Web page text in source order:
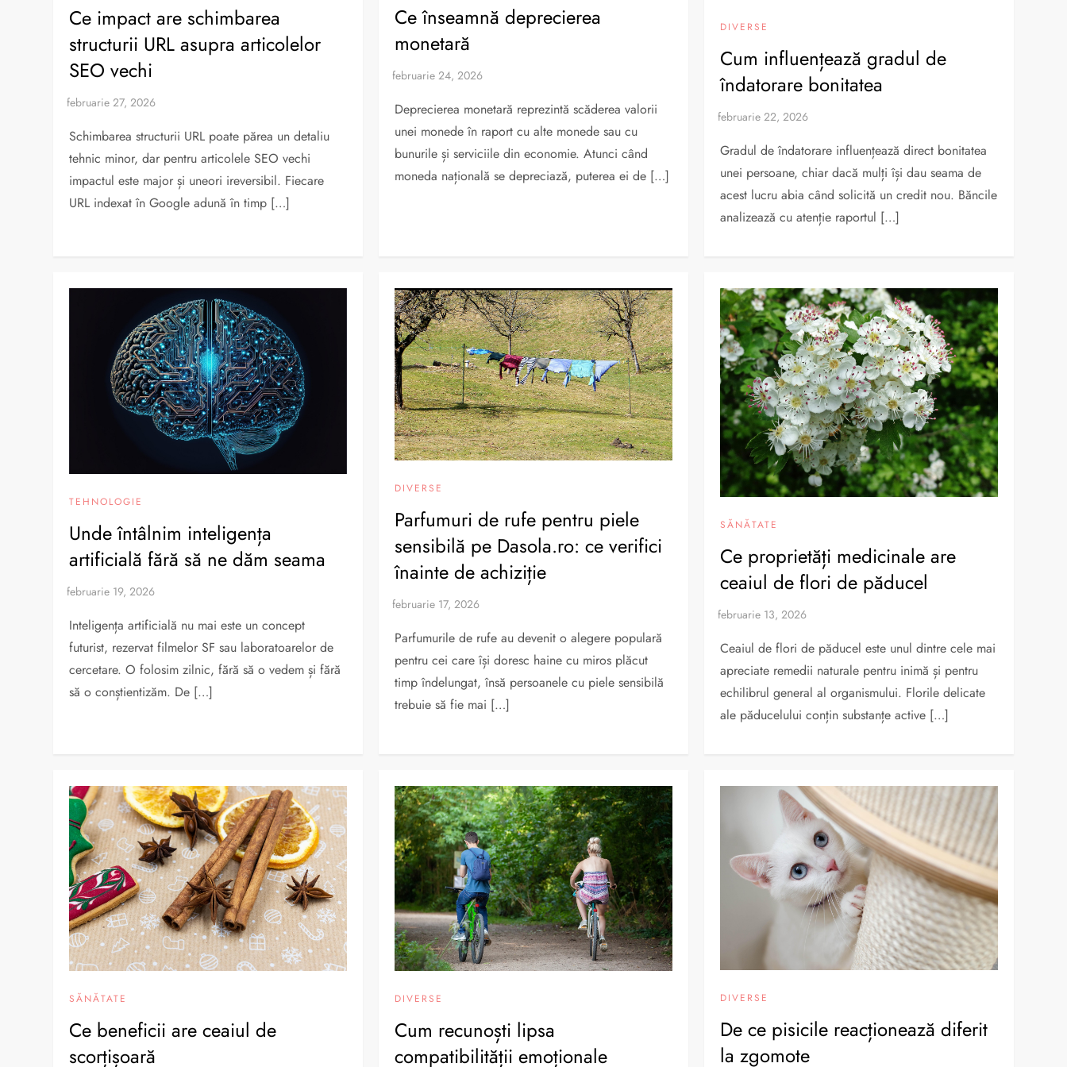
Ce impact are schimbarea
structurii URL asupra articolelor
SEO vechi
Schimbarea structurii URL poate părea un detaliu
tehnic minor, dar pentru articolele SEO vechi
impactul este major și uneori ireversibil. Fiecare
URL indexat în Google adună în timp […]
Ce înseamnă deprecierea
monetară
Deprecierea monetară reprezintă scăderea valorii
unei monede în raport cu alte monede sau cu
bunurile și serviciile din economie. Atunci când
moneda națională se depreciază, puterea ei de […]
DIVERSE
Cum influențează gradul de
îndatorare bonitatea
Gradul de îndatorare influențează direct bonitatea
unei persoane, chiar dacă mulți își dau seama de
acest lucru abia când solicită un credit nou. Băncile
analizează cu atenție raportul […]
TEHNOLOGIE
Unde întâlnim inteligența
artificială fără să ne dăm seama
Inteligența artificială nu mai este un concept
futurist, rezervat filmelor SF sau laboratoarelor de
cercetare. O folosim zilnic, fără să o vedem și fără
să o conștientizăm. De […]
DIVERSE
Parfumuri de rufe pentru piele
sensibilă pe Dasola.ro: ce verifici
înainte de achiziție
Parfumurile de rufe au devenit o alegere populară
pentru cei care își doresc haine cu miros plăcut
timp îndelungat, însă persoanele cu piele sensibilă
trebuie să fie mai […]
SĂNĂTATE
Ce proprietăți medicinale are
ceaiul de flori de păducel
Ceaiul de flori de păducel este unul dintre cele mai
apreciate remedii naturale pentru inimă și pentru
echilibrul general al organismului. Florile delicate
ale păducelului conțin substanțe active […]
SĂNĂTATE
Ce beneficii are ceaiul de
scorțișoară
DIVERSE
Cum recunoști lipsa
compatibilității emoționale
DIVERSE
De ce pisicile reacționează diferit
la zgomote